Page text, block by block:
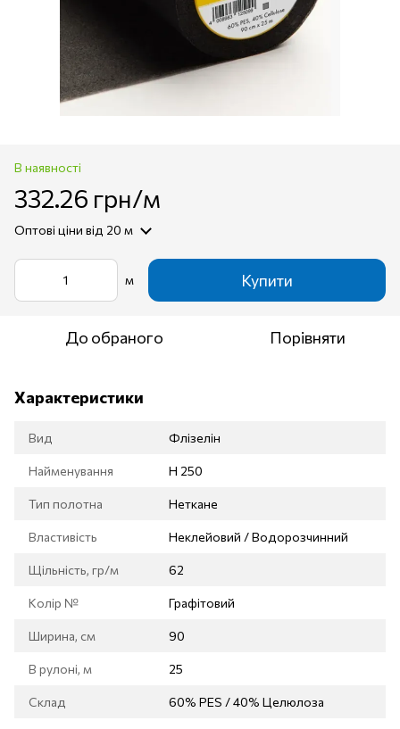
В наявності
332.26 грн/м
Оптові ціни від 20 м
м Купити
До обраного Порівняти
Характеристики
Вид Флізелін
Найменування Н 250
Тип полотна Неткане
Властивість Неклейовий / Водорозчинний
Щільність, гр/м 62
Колір № Графітовий
Ширина, см 90
В рулоні, м 25
Склад 60% PES / 40% Целюлоза